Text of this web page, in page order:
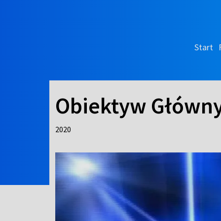
Start
Obiektyw
2020